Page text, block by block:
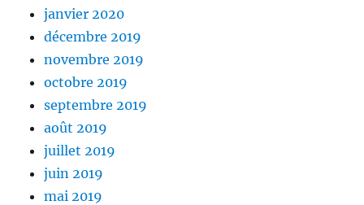
janvier 2020
décembre 2019
novembre 2019
octobre 2019
septembre 2019
août 2019
juillet 2019
juin 2019
mai 2019